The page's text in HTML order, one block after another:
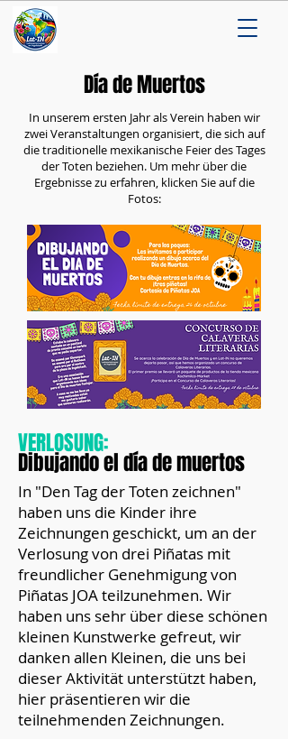
Día de Muertos
In unserem ersten Jahr als Verein haben wir
zwei Veranstaltungen organisiert, die sich auf
die traditionelle mexikanische Feier des Tages
der Toten beziehen. Um mehr über die
Ergebnisse zu erfahren, klicken Sie auf die
Fotos:
VERLOSUNG:
Dibujando el día de muertos
In "Den Tag der Toten zeichnen"
haben uns die Kinder ihre
Zeichnungen geschickt, um an der
Verlosung von drei Piñatas mit
freundlicher Genehmigung von
Piñatas JOA teilzunehmen. Wir
haben uns sehr über diese schönen
kleinen Kunstwerke gefreut, wir
danken allen Kleinen, die uns bei
dieser Aktivität unterstützt haben,
hier präsentieren wir die
teilnehmenden Zeichnungen.